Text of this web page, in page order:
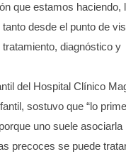
que estamos haciendo,
desde el punto de
diagnóstico y
del Hospital Clínico
sostuvo que “lo
uno suele
precoces se puede